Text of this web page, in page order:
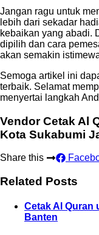
Jangan ragu untuk
lebih dari sekadar
kebaikan yang abadi.
dipilih dan cara
akan semakin
Semoga artikel ini
terbaik. Selamat
menyertai langkah
Vendor Cetak Al
Kota Sukabumi
Share this
Related Posts
Cetak Al Quran
Banten